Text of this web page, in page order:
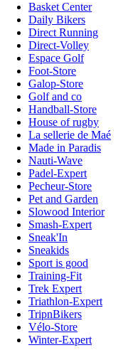
Basket Center
Daily Bikers
Direct Running
Direct-Volley
Espace Golf
Foot-Store
Galop-Store
Golf and co
Handball-Store
House of rugby
La sellerie de Maé
Made in Paradis
Nauti-Wave
Padel-Expert
Pecheur-Store
Pet and Garden
Slowood Interior
Smash-Expert
Sneak'In
Sneakids
Sport is good
Training-Fit
Trek Expert
Triathlon-Expert
TripnBikers
Vélo-Store
Winter-Expert